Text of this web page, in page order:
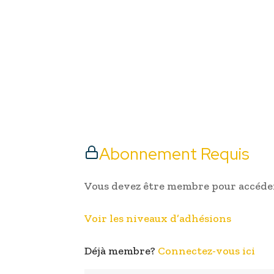
Abonnement Requis
Vous devez être membre pour
Voir les niveaux d’adhésions
Déjà membre? Connectez-vous ici